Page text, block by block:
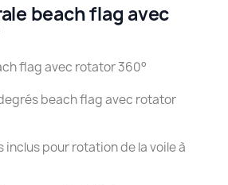
beach flag avec
flag avec rotator 360°
beach flag avec rotator
pour rotation de la voile à